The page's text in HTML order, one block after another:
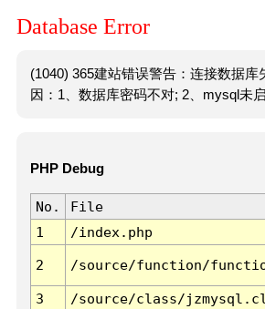
Database Error
(1040) 365建站错误警告：连接数据库
因：1、数据库密码不对; 2、mysql未启
PHP Debug
No. File
1
/index.php
2 /source/function/
3 /source/class/